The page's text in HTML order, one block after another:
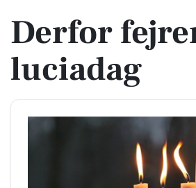
Derfor
luciadag